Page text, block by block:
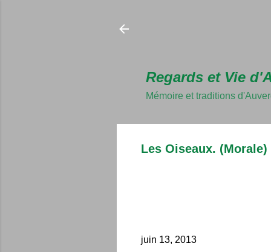
Regards et Vie
Mémoire et traditions
Les Oiseaux. (Morale)
juin 13, 2013